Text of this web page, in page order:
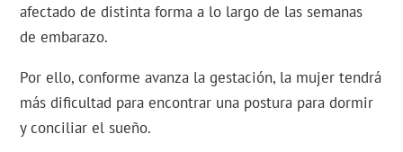
afectado de distinta forma a lo largo de las semanas
de embarazo.
Por ello, conforme avanza la gestación, la mujer tendrá
más dificultad para encontrar una postura para dormir
y conciliar el sueño.